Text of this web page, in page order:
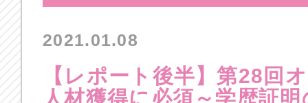
2021.01.08
【レポート後半】第28回
人材獲得に必須～学歴証